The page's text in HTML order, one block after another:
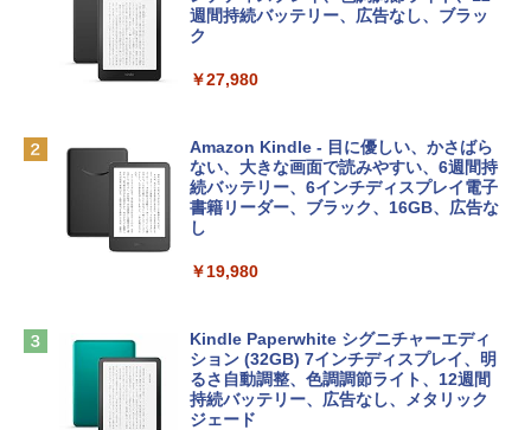
e Intelligence、Liquid Retinaディスプ
レイ、8GBメモリ、512GB SSD、1080p
ィゴ + 3年延長 AppleCare+ for 13インチ
￥162,598
tomtoc 360°保護 15.6 16インチ パソコ
ンケース Dell NEC Lavie ASUS HP dyna
Apple 2026 MacBook Air M5チップ搭載
13インチノートブック：AIとApple Intell
igence、13.6インチLiquid Retinaディ
スプレイ、24GBユニファイドメモリ、1
インゲームコード】 ロブロックス | オン
ラインコード版
￥1,300
Robloxギフトカード - 2,000 Robux 【限
定バーチャルアイテムを含む】 【オンラ
インゲームコード】 ロブロックス | オン
ラインコード版
4(最新 永続版)|オンラインコード版|Wind
ows11、10/mac対応|PC2台
￥39,582
￥1,766
出す プロンプトの言葉 AI画像生成シリー
ズ (はぴーイラストLabo)
￥480
ClaudeCode いちばんやさしい 教科書:
にもKindle出版にも！ 非エンジニアのた
めのAIコーディング入門シリーズ
￥99
週間持続バッテリー、広告なし、ブラッ
ク
￥27,980
Amazon Kindle - 目に優しい、かさばら
ない、大きな画面で読みやすい、6週間持
続バッテリー、6インチディスプレイ電子
書籍リーダー、ブラック、16GB、広告な
し
￥19,980
Kindle Paperwhite シグニチャーエディ
ション (32GB) 7インチディスプレイ、明
るさ自動調整、色調調節ライト、12週間
持続バッテリー、広告なし、メタリック
ジェード